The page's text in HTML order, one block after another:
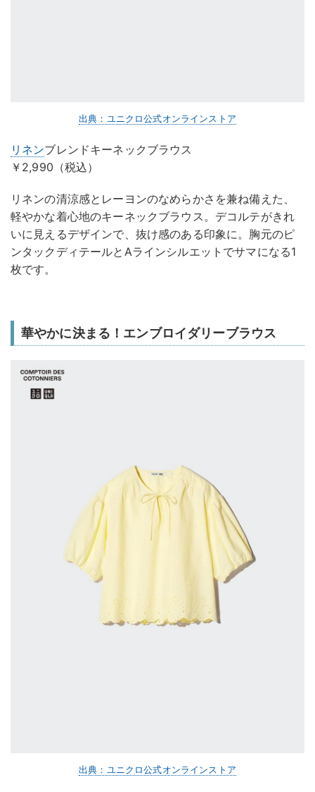
出典：ユニクロ公式オンラインストア
リネンブレンドキーネックブラウス
￥2,990（税込）
リネンの清涼感とレーヨンのなめらかさを兼ね備えた、
軽やかな着心地のキーネックブラウス。デコルテがきれ
いに見えるデザインで、抜け感のある印象に。胸元のピ
ンタックディテールとAラインシルエットでサマになる1
枚です。
華やかに決まる！エンブロイダリーブラウス
出典：ユニクロ公式オンラインストア